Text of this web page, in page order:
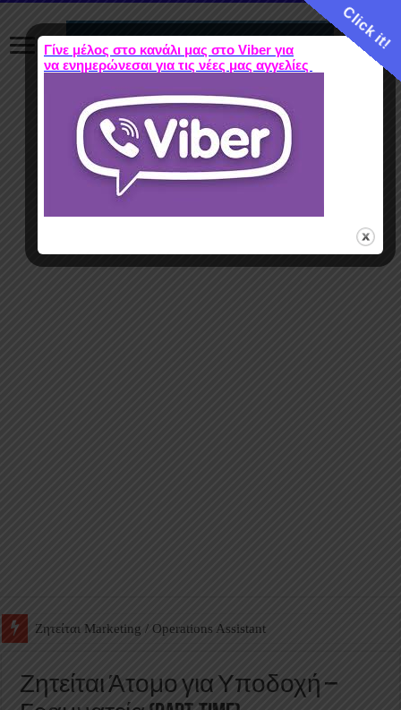
Ζητείται Βοηθός Αποθήκης σε Φαρμακείο
Ζητείται Άτομο για Υποδοχή –
Click it!
Γίνε μέλος στο κανάλι μας στο Viber για
να ενημερώνεσαι για τις νέες μας αγγελίες